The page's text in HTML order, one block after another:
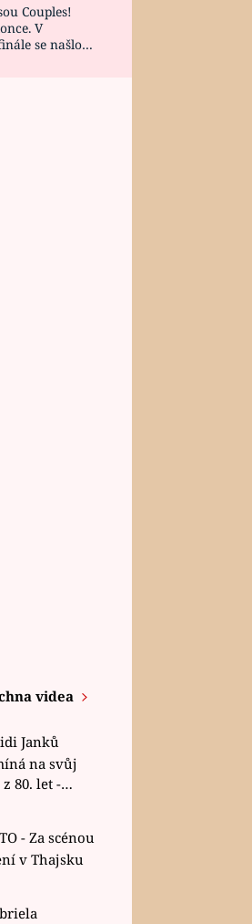
Couples!
V
se našlo
videa
na svůj
80. let -
v Thajsku